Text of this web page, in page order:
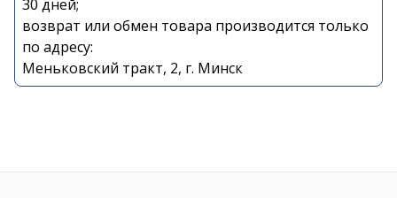
30 дней;
возврат или обмен товара производится только
по адресу:
Меньковский тракт, 2, г. Минск